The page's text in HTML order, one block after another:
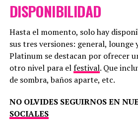
DISPONIBILIDAD
Hasta el momento, solo hay
sus tres versiones: general,
Platinum se destacan por ofrecer
otro nivel para elfestival. Que
de sombra, baños aparte, etc.
NO OLVIDES SEGUIRNOS EN
SOCIALES